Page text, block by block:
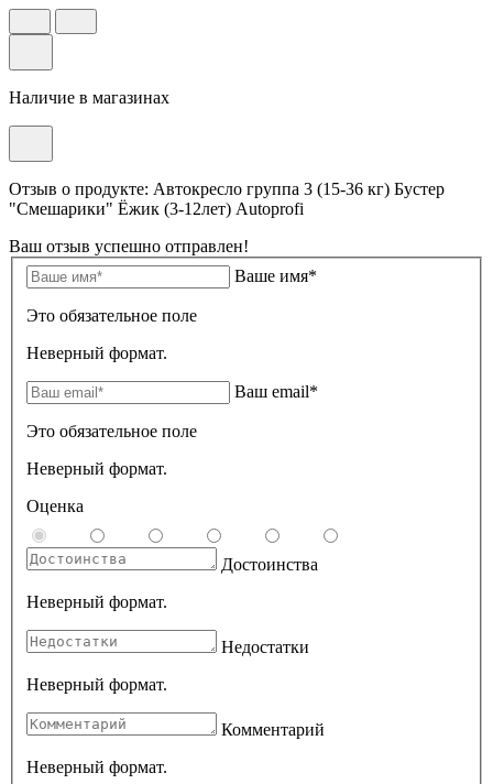
Наличие в магазинах
Отзыв о продукте: Автокресло группа 3 (15-36 кг) Бустер
"Смешарики" Ёжик (3-12лет) Autoprofi
Ваш отзыв успешно отправлен!
Ваше имя*
Это обязательное поле
Неверный формат.
Ваш email*
Это обязательное поле
Неверный формат.
Оценка
Достоинства
Неверный формат.
Недостатки
Неверный формат.
Комментарий
Неверный формат.